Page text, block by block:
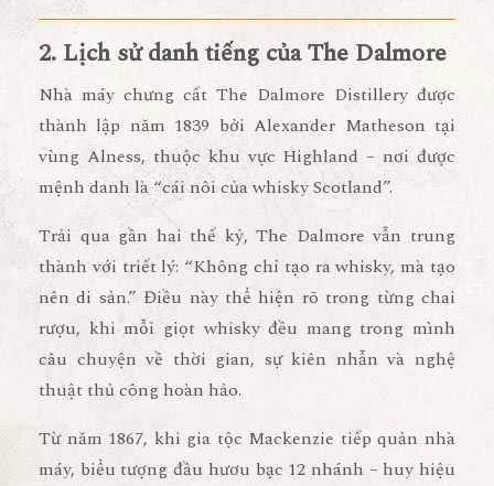
2. Lịch sử danh tiếng của The Dalmore
Nhà máy chưng cất The Dalmore Distillery được
thành lập năm1839 bởiAlexander Matheson tại
vùng Alness, thuộc khu vực Highland – nơi được
mệnh danh là “cái nôi của whisky Scotland”.
Trải qua gần hai thế kỷ, The Dalmore vẫn trung
thành với triết lý: “Không chỉ tạo ra whisky, mà tạo
nên di sản.” Điều này thể hiện rõ trong từng chai
rượu, khi mỗi giọt whisky đều mang trong mình
câu chuyện về thời gian, sự kiên nhẫn và nghệ
thuật thủ công hoàn hảo.
Từ năm 1867, khi gia tộc Mackenzie tiếp quản nhà
máy, biểu tượngđầu hươu bạc 12 nhánh – huy hiệu